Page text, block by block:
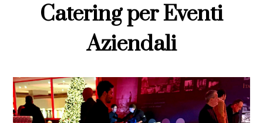
Catering per Eventi
Aziendali